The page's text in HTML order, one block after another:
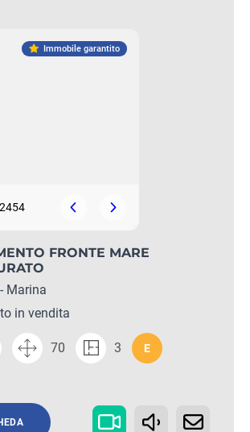
Immobile garantito
FRONTE MARE
- Marina
in vendita
70 3 E